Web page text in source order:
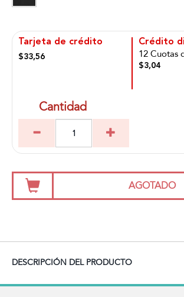
Tarjeta de crédito
$33,56
Crédito
12 Cuotas
$3,04
Cantidad
AGOTADO
DESCRIPCIÓN DEL PRODUCTO